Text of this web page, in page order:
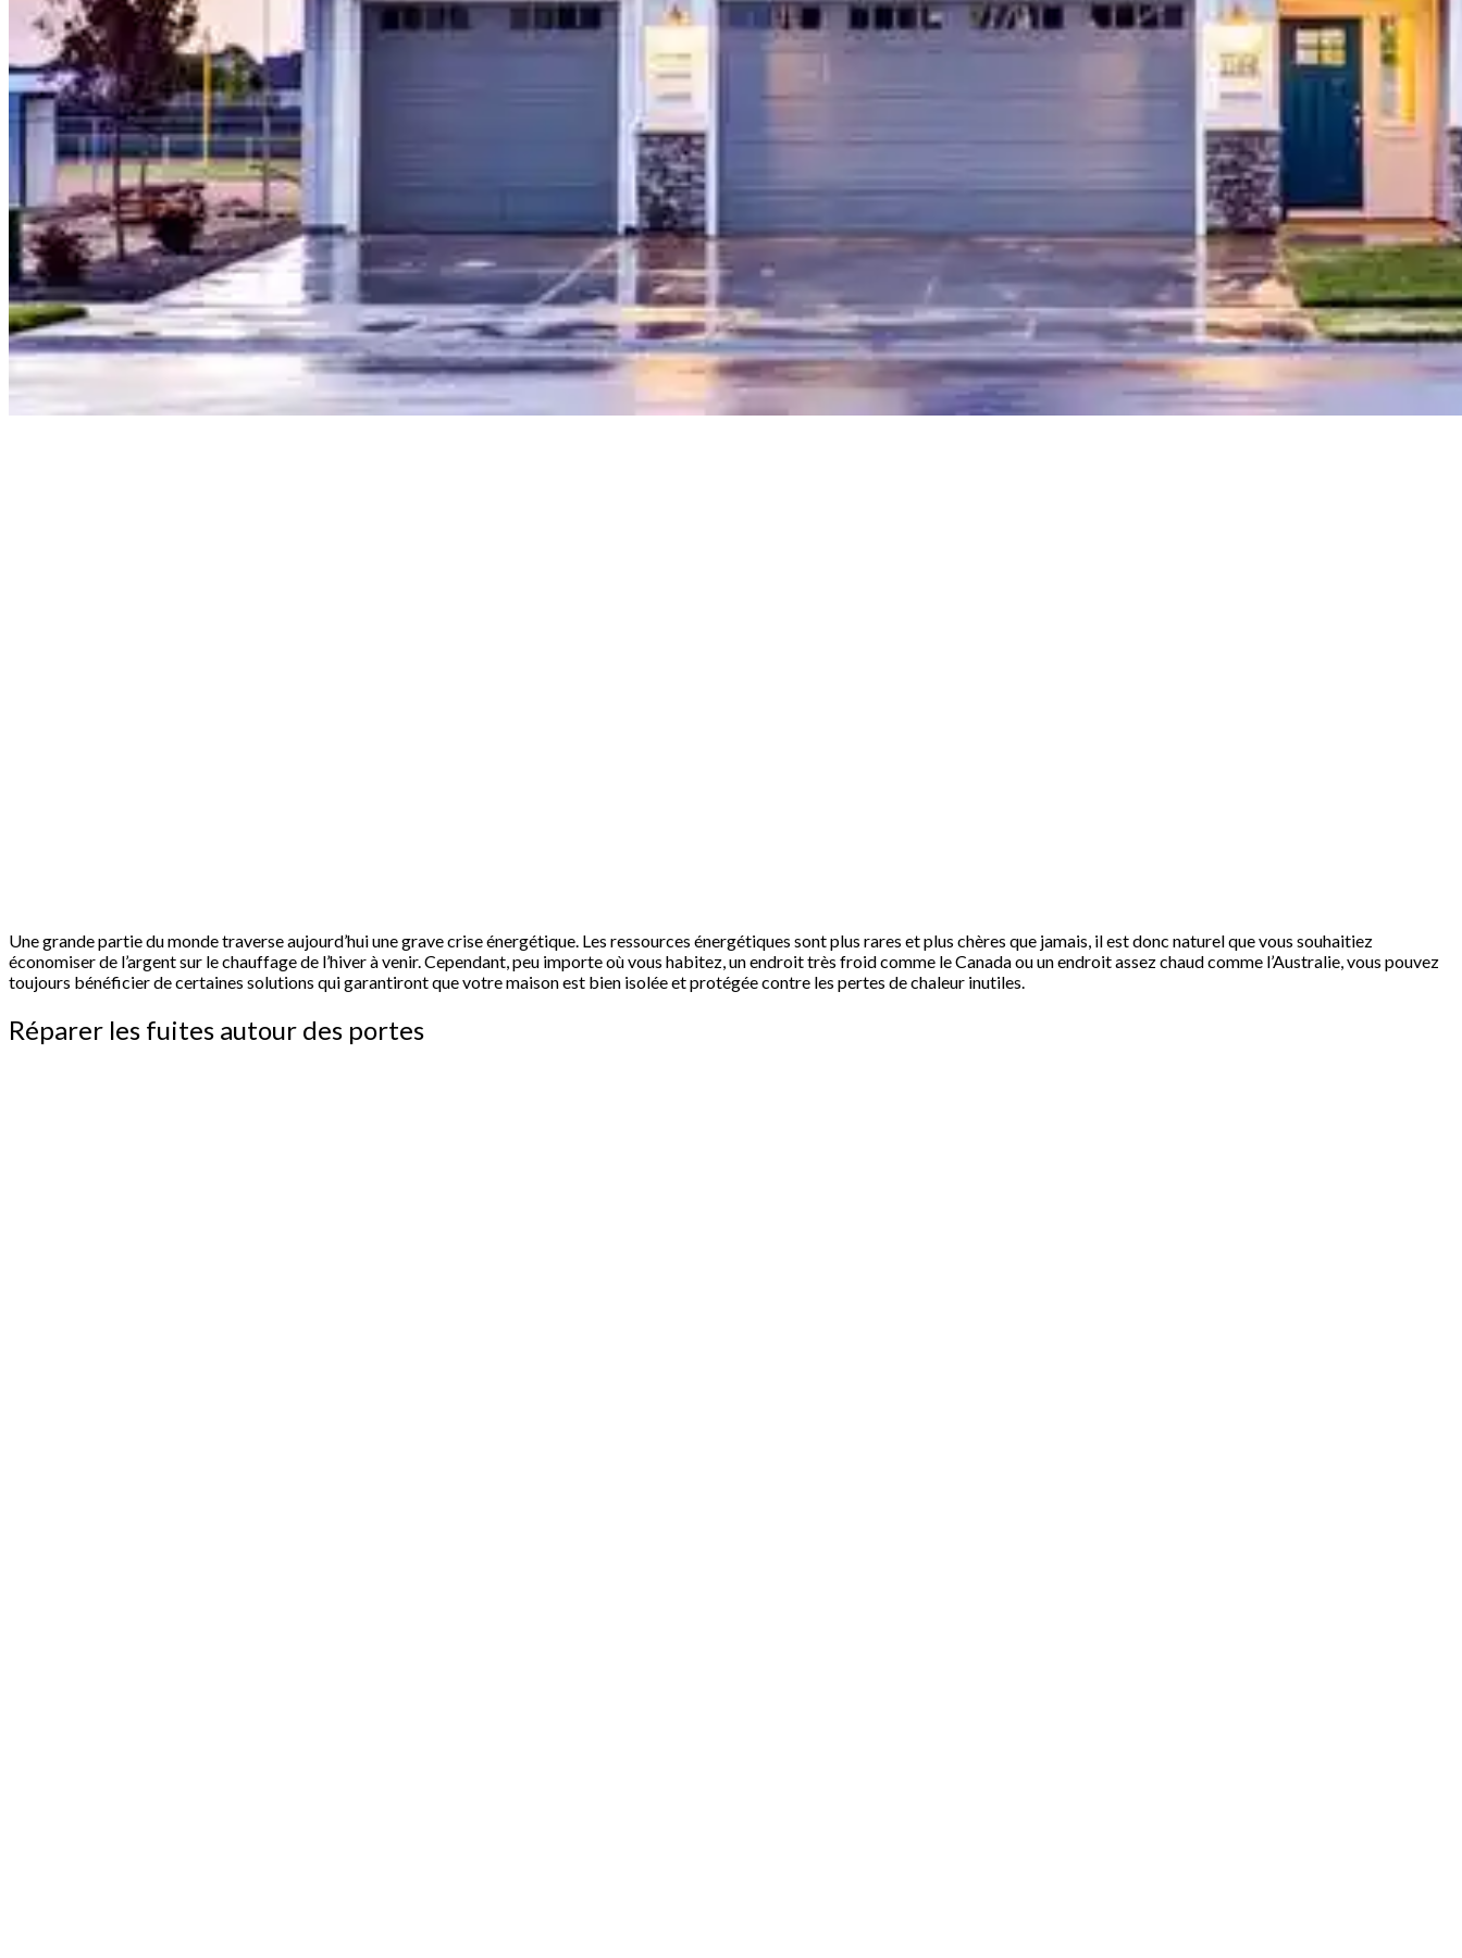
Une grande partie du monde traverse aujourd’hui une grave crise énergétique. Les ressources énergétiques sont plus rares et plus chères que jamais, il est donc naturel que vous souhaitiez
économiser de l’argent sur le chauffage de l’hiver à venir. Cependant, peu importe où vous habitez, un endroit très froid comme le Canada ou un endroit assez chaud comme l’Australie, vous pouvez
toujours bénéficier de certaines solutions qui garantiront que votre maison est bien isolée et protégée contre les pertes de chaleur inutiles.
Réparer les fuites autour des portes